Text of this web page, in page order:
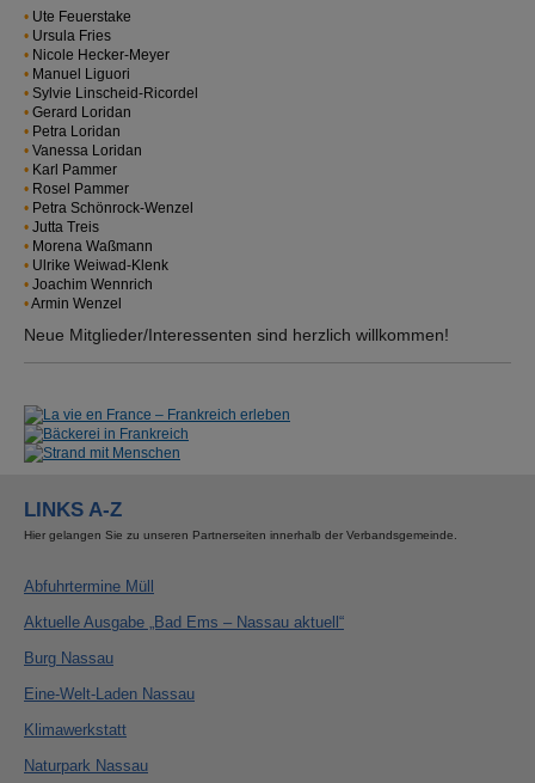
Ute Feuerstake
Ursula Fries
Nicole Hecker-Meyer
Manuel Liguori
Sylvie Linscheid-Ricordel
Gerard Loridan
Petra Loridan
Vanessa Loridan
Karl Pammer
Rosel Pammer
Petra Schönrock-Wenzel
Jutta Treis
Morena Waßmann
Ulrike Weiwad-Klenk
Joachim Wennrich
Armin Wenzel
Neue Mitglieder/Interessenten sind herzlich willkommen!
Show larger version for:
Show larger version for:
Show larger version for:
LINKS A-Z
Hier gelangen Sie zu unseren Partnerseiten innerhalb der Verbandsgemeinde.
Abfuhrtermine Müll
Aktuelle Ausgabe „Bad Ems – Nassau aktuell“
Burg Nassau
Eine-Welt-Laden Nassau
Klimawerkstatt
Naturpark Nassau